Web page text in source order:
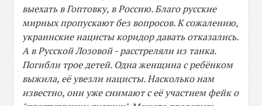
выехать в Гоптовку, в Россию. Благо русские
мирных пропускают без вопросов. К сожалению,
украинские нацисты коридор давать отказались.
А в Русской Лозовой - расстреляли из танка.
Погибли трое детей. Одна женщина с ребёнком
выжила, её увезли нацисты. Насколько нам
известно, они уже снимают с её участием фейк о